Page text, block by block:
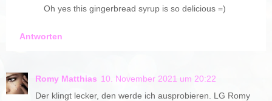
Oh yes this gingerbread syrup is so delicious =)
Antworten
Romy Matthias 10. November 2021 um 20:22
Der klingt lecker, den werde ich ausprobieren. LG Romy